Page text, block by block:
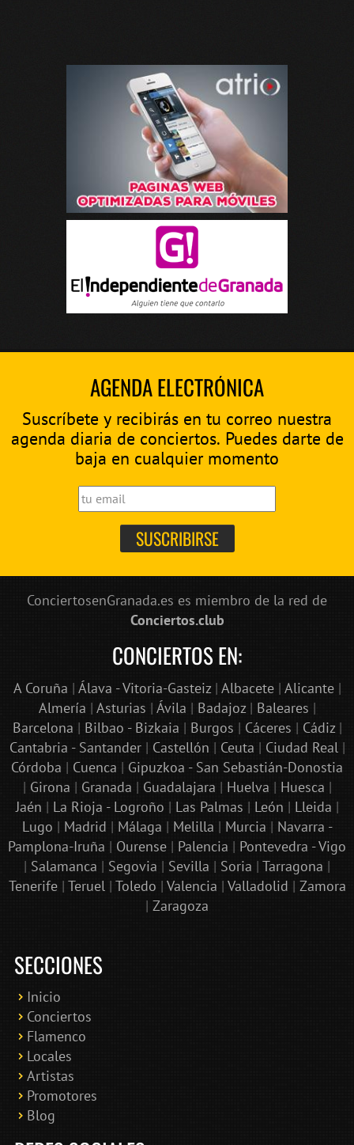
AGENDA ELECTRÓNICA
Suscríbete y recibirás en tu correo nuestra
agenda diaria de conciertos. Puedes darte de
baja en cualquier momento
ConciertosenGranada.es es miembro de la red de
Conciertos.club
CONCIERTOS EN:
A Coruña | Álava - Vitoria-Gasteiz| Albacete| Alicante|
Almería | Asturias | Ávila | Badajoz| Baleares |
Barcelona | Bilbao - Bizkaia | Burgos | Cáceres | Cádiz|
Cantabria - Santander| Castellón | Ceuta | Ciudad Real |
Córdoba | Cuenca | Gipuzkoa - San Sebastián-Donostia
| Girona | Granada | Guadalajara | Huelva | Huesca |
Jaén | La Rioja - Logroño | Las Palmas | León | Lleida |
Lugo | Madrid | Málaga | Melilla | Murcia | Navarra -
Pamplona-Iruña | Ourense | Palencia | Pontevedra - Vigo
| Salamanca | Segovia | Sevilla | Soria | Tarragona |
Tenerife| Teruel | Toledo | Valencia | Valladolid | Zamora
| Zaragoza
SECCIONES
Inicio
Conciertos
Flamenco
Locales
Artistas
Promotores
Blog